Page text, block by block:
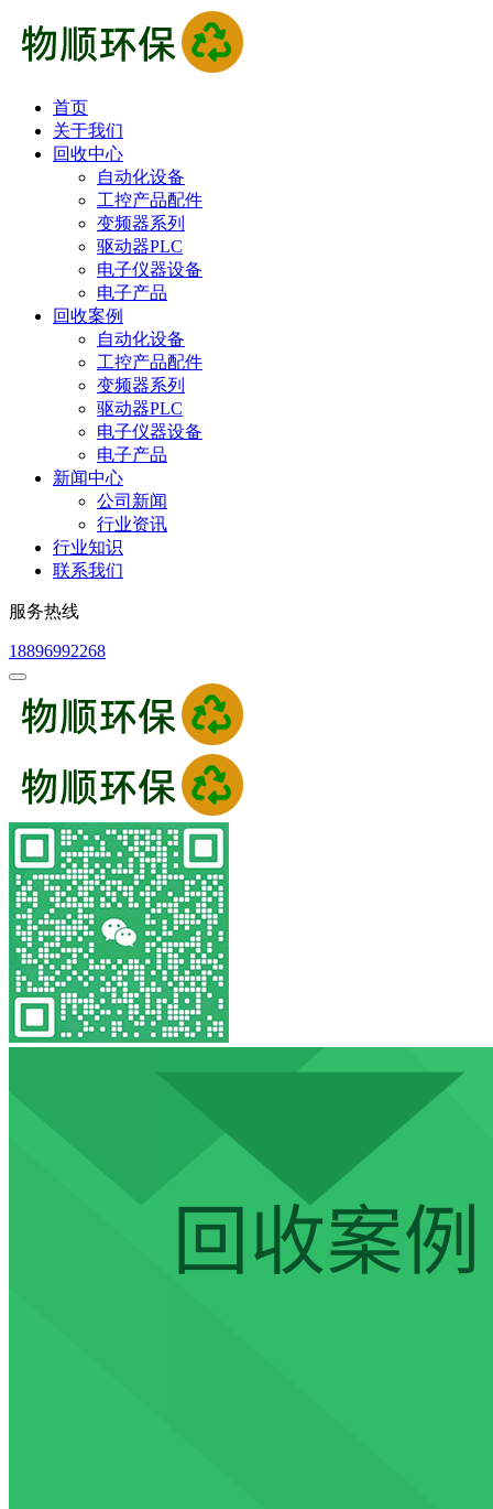
首页
关于我们
回收中心
自动化设备
工控产品配件
变频器系列
驱动器PLC
电子仪器设备
电子产品
回收案例
自动化设备
工控产品配件
变频器系列
驱动器PLC
电子仪器设备
电子产品
新闻中心
公司新闻
行业资讯
行业知识
联系我们
服务热线
18896992268